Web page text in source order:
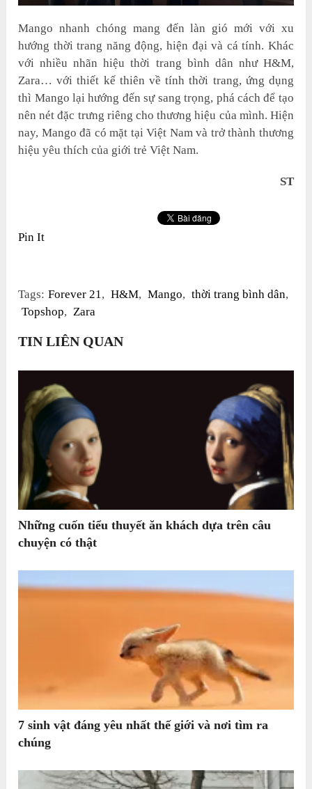
Mango nhanh chóng mang đến làn gió mới với xu
hướng thời trang năng động, hiện đại và cá tính. Khác
với nhiều nhãn hiệu thời trang bình dân như H&M,
Zara… với thiết kế thiên về tính thời trang, ứng dụng
thì Mango lại hướng đến sự sang trọng, phá cách để tạo
nên nét đặc trưng riêng cho thương hiệu của mình. Hiện
nay, Mango đã có mặt tại Việt Nam và trở thành thương
hiệu yêu thích của giới trẻ Việt Nam.
ST
Pin It
Tags: Forever 21, H&M, Mango, thời trang bình dân,
Topshop, Zara
TIN LIÊN QUAN
Những cuốn tiểu thuyết ăn khách dựa trên câu
chuyện có thật
7 sinh vật đáng yêu nhất thế giới và nơi tìm ra
chúng